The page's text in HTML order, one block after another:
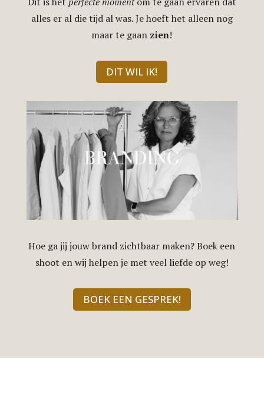
alles er al die tijd al was. Je hoeft het alleen nog
maar te gaan zien!
DIT WIL IK!
Hoe ga jij jouw brand zichtbaar maken? Boek een
shoot en wij helpen je met veel liefde op weg!
BOEK EEN GESPREK!